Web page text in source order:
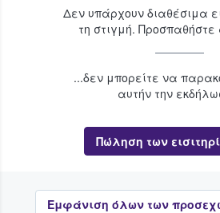
Δεν υπάρχουν διαθέσιμα
τη στιγμή.
...δεν μπορείτε να
αυτήν την
Πώληση των
Εμφάνιση όλων των